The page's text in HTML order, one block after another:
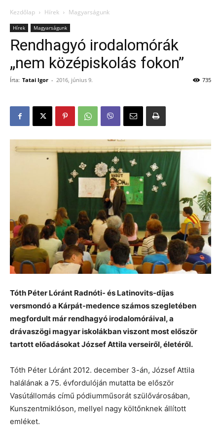
Kezdőlap Hírek Magyarságunk
Hírek Magyarságunk
Rendhagyó irodalomórák
„nem középiskolás fokon”
Írta: Tatai Igor - 2016, június 9. 735
Tóth Péter Lóránt Radnóti- és Latinovits-díjas
versmondó a Kárpát-medence számos szegletében
megfordult már rendhagyó irodalomóráival, a
drávaszögi magyar iskolákban viszont most először
tartott előadásokat József Attila verseiről, életéről.
Tóth Péter Lóránt 2012. december 3-án, József Attila
halálának a 75. évfordulóján mutatta be először
Vasútállomás című pódiumműsorát szülővárosában,
Kunszentmiklóson, mellyel nagy költőnknek állított
emléket.